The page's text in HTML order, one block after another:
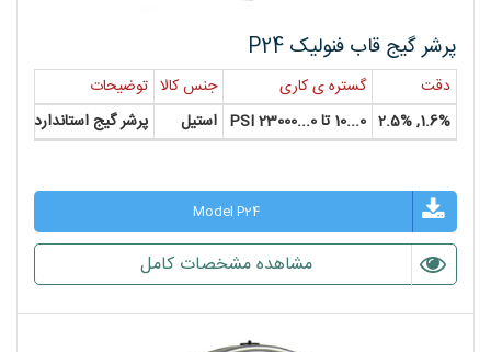
پرشر گیج قاب فنولیک P24
دقت گستره ی کاری جنس کالا توضیحات
1.6%, 2.5%
0...10 تا 0...23000 PSI استیل پرشر گیج استاندارد
Model P24
مشاهده مشخصات کامل